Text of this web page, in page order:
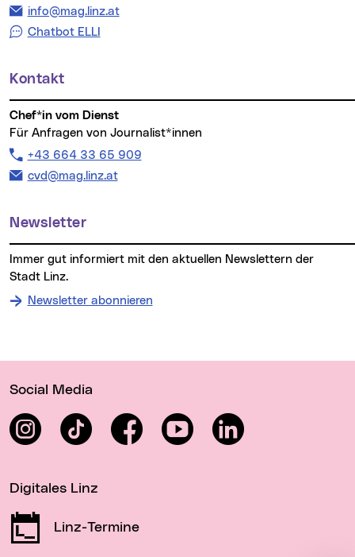
E-Mail Adresse:
info@mag.linz.at
Chatbot ELLI
Kontakt
Chef*in vom Dienst
Für Anfragen von Journalist*innen
Telefon:
+43 664 33 65 909
E-Mail Adresse:
cvd@mag.linz.at
Newsletter
Stadt Linz.
Newsletter abonnieren
Social Media
InstagramTikTok FacebookYouTube LinkedIn
Digitales Linz
Linz-Termine